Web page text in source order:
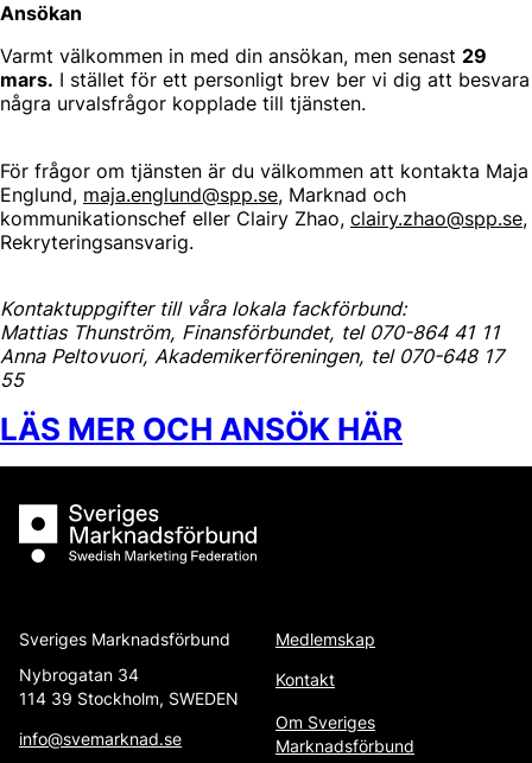
Ansökan
Varmt välkommen in med din ansökan, men senast 29
mars. I stället för ett personligt brev ber vi dig att besvara
några urvalsfrågor kopplade till tjänsten.
För frågor om tjänsten är du välkommen att kontakta Maja
Englund, maja.englund@spp.se, Marknad och
kommunikationschef eller Clairy Zhao, clairy.zhao@spp.se,
Rekryteringsansvarig.
Kontaktuppgifter till våra lokala fackförbund:
Mattias Thunström, Finansförbundet, tel 070-864 41 11
Anna Peltovuori, Akademikerföreningen, tel 070-648 17
55
LÄS MER OCH ANSÖK HÄR
Sveriges Marknadsförbund
Sveriges Marknadsförbund
Nybrogatan 34
114 39 Stockholm, SWEDEN
info@svemarknad.se
Medlemskap
Kontakt
Om Sveriges
Marknadsförbund